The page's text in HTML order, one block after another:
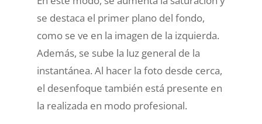
se destaca el primer plano del fondo,
como se ve en la imagen de la izquierda.
Además, se sube la luz general de la
instantánea. Al hacer la foto desde cerca,
el desenfoque también está presente en
la realizada en modo profesional.